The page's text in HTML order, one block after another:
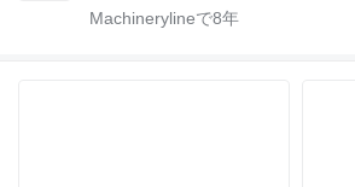
Machinerylineで8年